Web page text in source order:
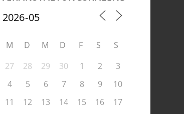
M D M D F S
S
27
28 29 30 1 2
3
4
5 6 7 8 9
10
11
12 13 14 15 16
17